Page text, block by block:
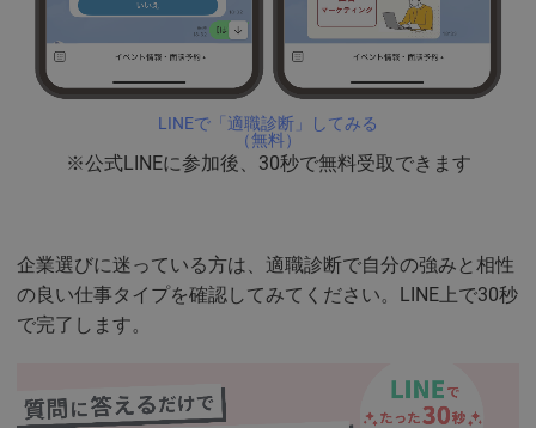
LINEで「適職診断」してみる
（無料）
※公式LINEに参加後、30秒で無料受取できます
企業選びに迷っている方は、適職診断で自分の強みと相性
の良い仕事タイプを確認してみてください。LINE上で30秒
で完了します。